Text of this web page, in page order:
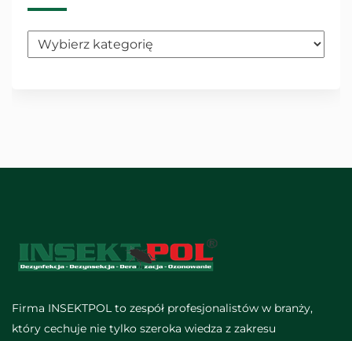
Kategorie
Firma INSEKTPOL to zespół profesjonalistów w branży,
który cechuje nie tylko szeroka wiedza z zakresu